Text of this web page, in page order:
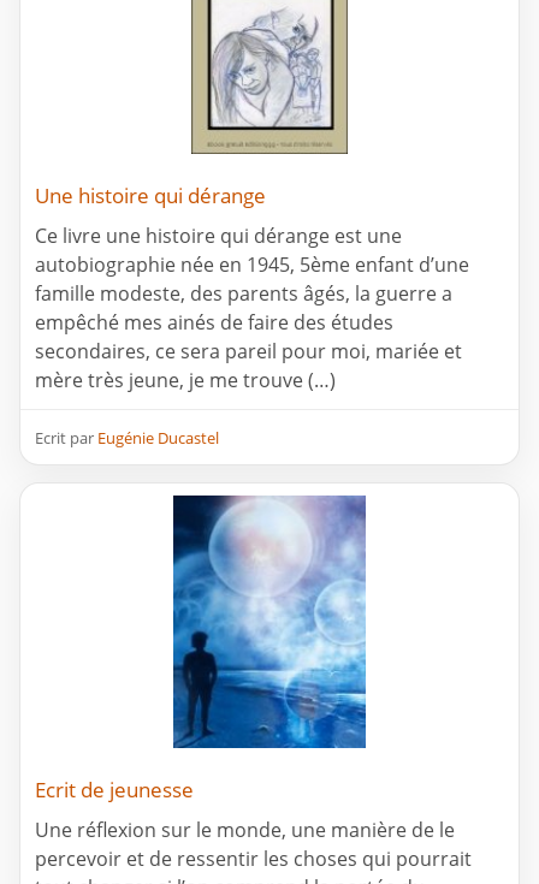
Une histoire qui dérange
Ce livre une histoire qui dérange est une
autobiographie née en 1945, 5ème enfant d’une
famille modeste, des parents âgés, la guerre a
empêché mes ainés de faire des études
secondaires, ce sera pareil pour moi, mariée et
mère très jeune, je me trouve (…)
Ecrit par Eugénie Ducastel
Ecrit de jeunesse
Une réflexion sur le monde, une manière de le
percevoir et de ressentir les choses qui pourrait